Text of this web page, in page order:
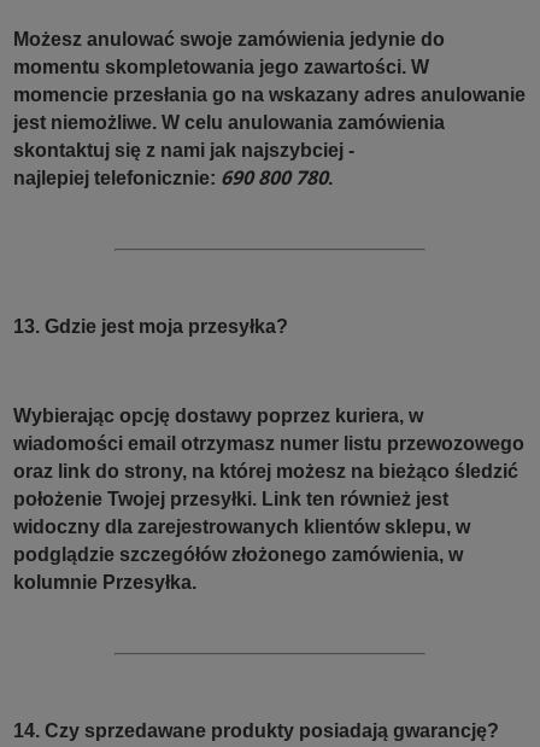
Możesz anulować swoje zamówienia jedynie do
momentu skompletowania jego zawartości. W
momencie przesłania go na wskazany adres anulowanie
jest niemożliwe. W celu anulowania zamówienia
skontaktuj się z nami jak najszybciej -
najlepiej telefonicznie: 690 800 780.
13. Gdzie jest moja przesyłka?
Wybierając opcję dostawy poprzez kuriera, w
wiadomości email otrzymasz numer listu przewozowego
oraz link do strony, na której możesz na bieżąco śledzić
położenie Twojej przesyłki. Link ten również jest
widoczny dla zarejestrowanych klientów sklepu, w
podglądzie szczegółów złożonego zamówienia, w
kolumnie Przesyłka.
14. Czy sprzedawane produkty posiadają gwarancję?